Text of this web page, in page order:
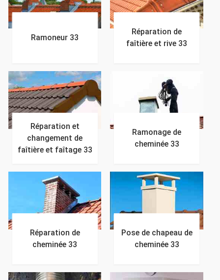
Ramoneur 33
Réparation de
faîtière et rive 33
Réparation et
changement de
faîtière et faîtage 33
Ramonage de
cheminée 33
Réparation de
cheminée 33
Pose de chapeau de
cheminée 33